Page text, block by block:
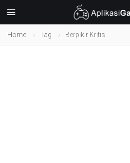
Home Tag Berpikir Kritis